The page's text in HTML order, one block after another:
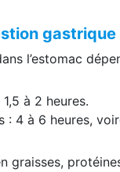
gastrique
l’estomac
à 2 heures.
: 4 à 6 heures,
graisses,